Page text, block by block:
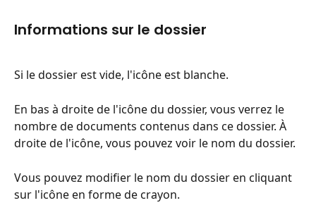
Informations sur le dossier
Si le dossier est vide, l'icône est blanche.
En bas à droite de l'icône du dossier, vous verrez le
nombre de documents contenus dans ce dossier. À
droite de l'icône, vous pouvez voir le nom du dossier.
Vous pouvez modifier le nom du dossier en cliquant
sur l'icône en forme de crayon.